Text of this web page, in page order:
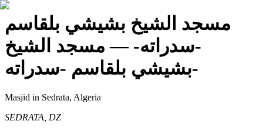
مسجد الشيخ بشيشي بلقاسم
-سدراته- — مسجد الشيخ
بشيشي بلقاسم -سدراته-
Masjid in Sedrata, Algeria
SEDRATA, DZ